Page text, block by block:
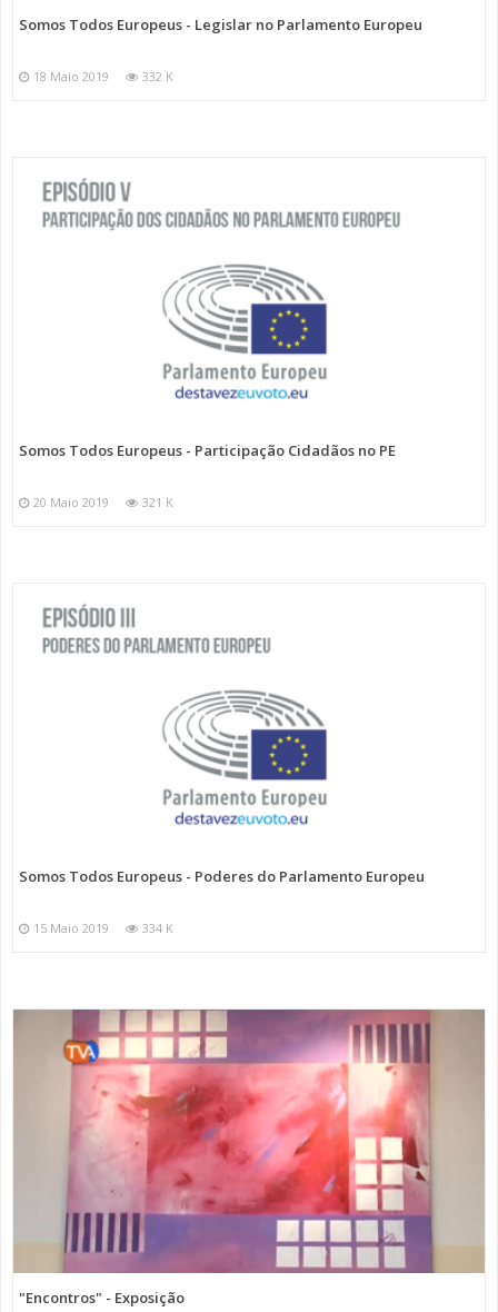
Somos Todos Europeus - Legislar no Parlamento Europeu
18 Maio 2019 332 K
Somos Todos Europeus - Participação Cidadãos no PE
20 Maio 2019 321 K
Somos Todos Europeus - Poderes do Parlamento Europeu
15 Maio 2019 334 K
"Encontros" - Exposição